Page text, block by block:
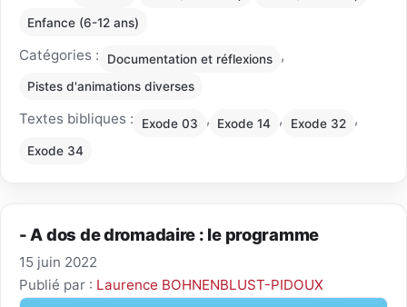
Enfance (6-12 ans)
Catégories : Documentation et réflexions ,
Pistes d'animations diverses
Textes bibliques : Exode 03 , Exode 14 , Exode 32 ,
Exode 34
- A dos de dromadaire : le programme
15 juin 2022
Publié par : Laurence BOHNENBLUST-PIDOUX